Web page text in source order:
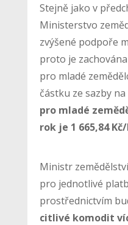
Stejně jako v
Ministerstvo
zvýšené podpoře
proto je
pro mladé
částku ze sazby na
pro mladé
rok je 1 665,84
Ministr
pro jednotlivé
prostřednictvím
citlivé komodit